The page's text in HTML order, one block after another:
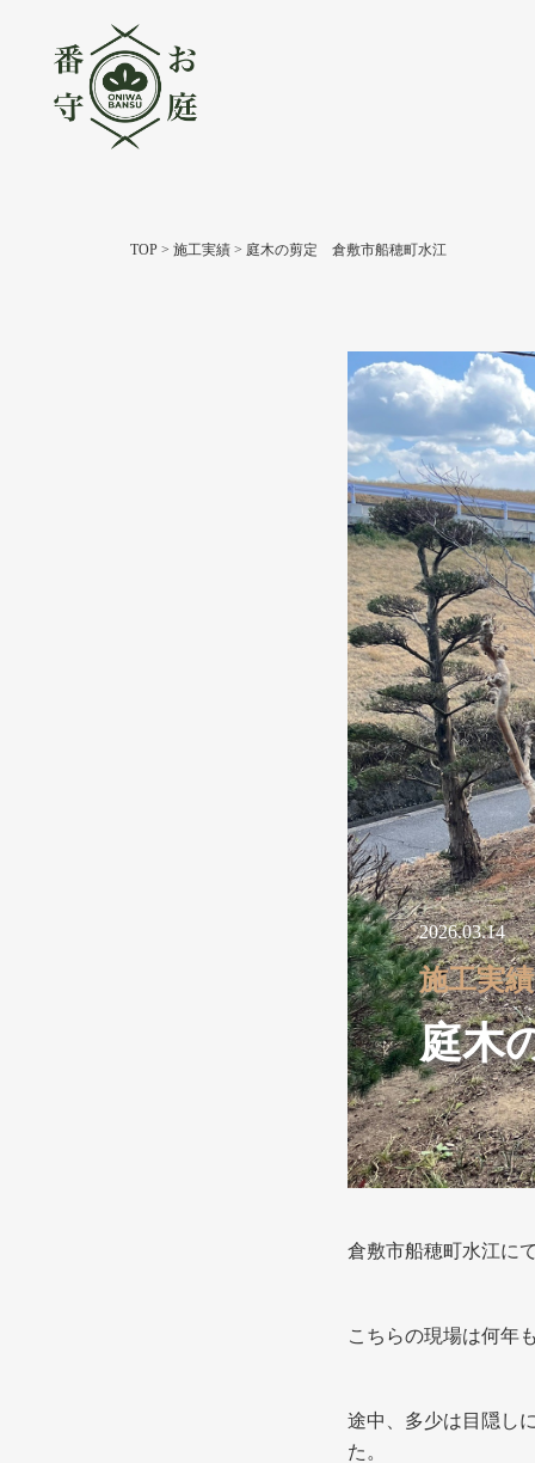
TOP >施工実績 > 庭木の剪定 倉敷市船穂町水江
2026.03.14
施工実績
庭木
倉敷市船穂町水江に
こちらの現場は何年
途中、多少は目隠し
た。